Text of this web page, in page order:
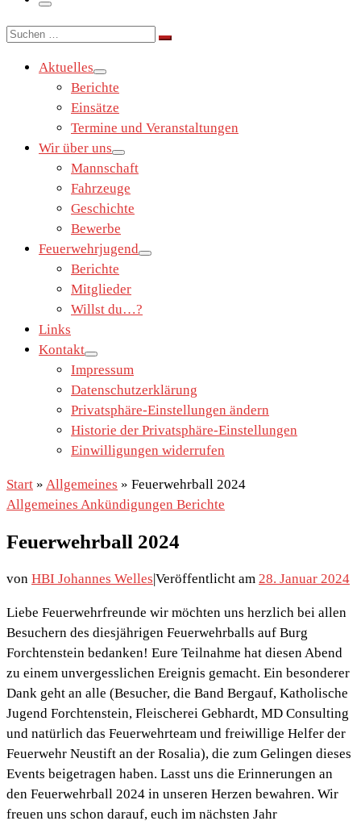
Menü
Suche
Suchen …
Aktuelles
Berichte
Einsätze
Termine und Veranstaltungen
Wir über uns
Mannschaft
Fahrzeuge
Geschichte
Bewerbe
Feuerwehrjugend
Berichte
Mitglieder
Willst du…?
Links
Kontakt
Impressum
Datenschutzerklärung
Privatsphäre-Einstellungen ändern
Historie der Privatsphäre-Einstellungen
Einwilligungen widerrufen
Start » Allgemeines » Feuerwehrball 2024
Allgemeines Ankündigungen Berichte
Feuerwehrball 2024
von HBI Johannes Welles|Veröffentlicht am 28. Januar 2024
Liebe Feuerwehrfreunde wir möchten uns herzlich bei allen
Besuchern des diesjährigen Feuerwehrballs auf Burg
Forchtenstein bedanken! Eure Teilnahme hat diesen Abend
zu einem unvergesslichen Ereignis gemacht. Ein besonderer
Dank geht an alle (Besucher, die Band Bergauf, Katholische
Jugend Forchtenstein, Fleischerei Gebhardt, MD Consulting
und natürlich das Feuerwehrteam und freiwillige Helfer der
Feuerwehr Neustift an der Rosalia), die zum Gelingen dieses
Events beigetragen haben. Lasst uns die Erinnerungen an
den Feuerwehrball 2024 in unseren Herzen bewahren. Wir
freuen uns schon darauf, euch im nächsten Jahr